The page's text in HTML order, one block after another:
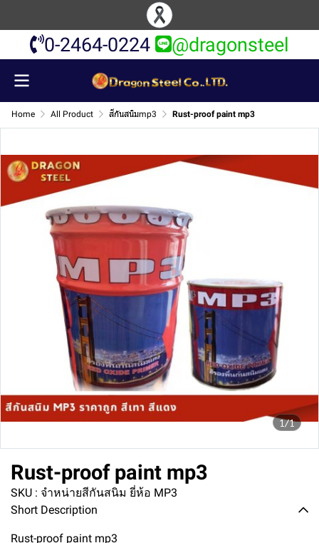
0-2464-0224 @dragonsteel
Home All Product สีกันสนิมmp3 Rust-proof paint mp3
1/1
Rust-proof paint mp3
SKU : จำหน่ายสีกันสนิม ยี่ห้อ MP3
Short Description
Rust-proof paint mp3